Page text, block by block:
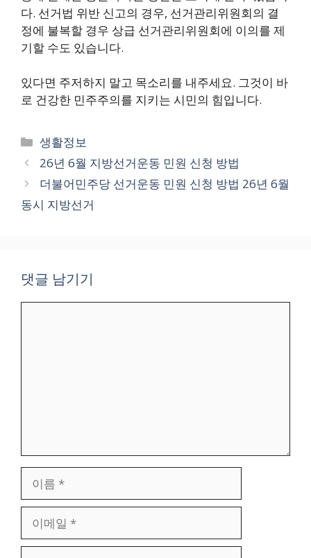
다. 선거법 위반 신고의 경우, 선거관리위원회의 결
정에 불복할 경우 상급 선거관리위원회에 이의를 제
기할 수도 있습니다.
있다면 주저하지 말고 목소리를 내주세요. 그것이 바
로 건강한 민주주의를 지키는 시민의 힘입니다.
카
테
리
생활정보
26년 6월 지방선거운동 민원 신청 방법
더불어민주당 선거운동 민원 신청 방법 26년 6월
동시 지방선거
댓글 남기기
일